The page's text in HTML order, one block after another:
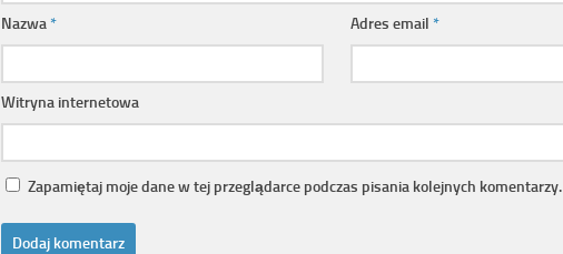
Nazwa* Adres email*
Witryna internetowa
Zapamiętaj moje dane w tej przeglądarce podczas pisania kolejnych komentarzy.